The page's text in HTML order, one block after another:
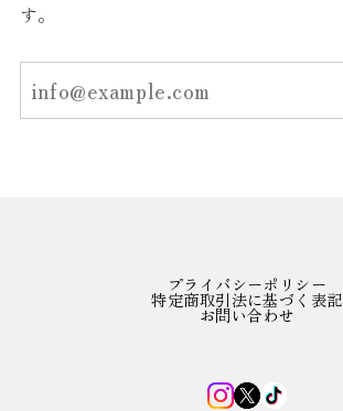
す。
プライバシーポリシー
特定商取引法に基づく表記
お問い合わせ